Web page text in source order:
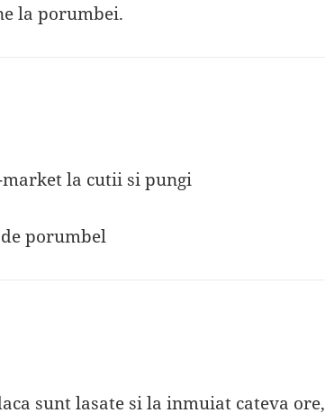
la porumbei.
la cutii si pungi
porumbel
sunt lasate si la inmuiat cateva ore,